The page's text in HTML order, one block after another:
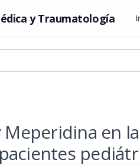
y Traumatología
en